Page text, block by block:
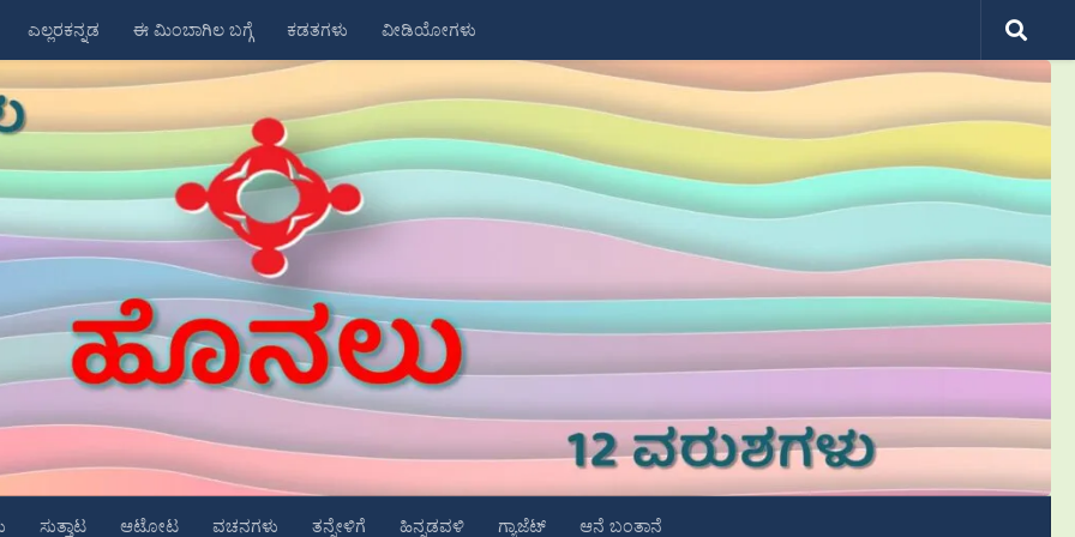
ಎಲ್ಲರಕನ್ನಡ ಈ ಮಿಂಬಾಗಿಲ ಬಗ್ಗೆ ಕಡತಗಳು ವೀಡಿಯೋಗಳು
ಸುತ್ತಾಟ ಆಟೋಟ ವಚನಗಳು ತನ್ನೇಳಿಗೆ ಹಿನ್ನಡವಳಿ ಗ್ಯಾಜೆಟ್ ಆನೆ ಬಂತಾನೆ